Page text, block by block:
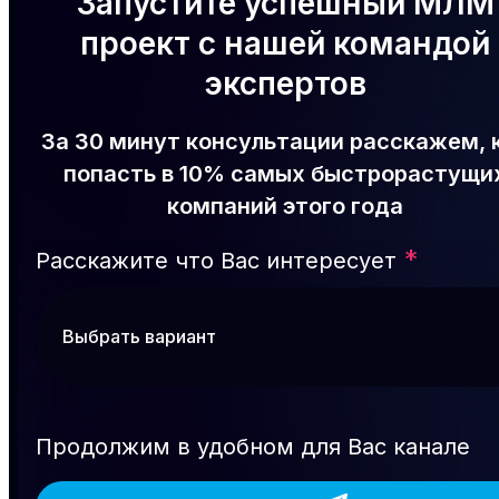
проект с нашей командой
экспертов
За 30 минут консультации расскажем,
попасть в 10% самых
компаний этого года
Расскажите что Вас интересует *
Продолжим в удобном для Вас канале